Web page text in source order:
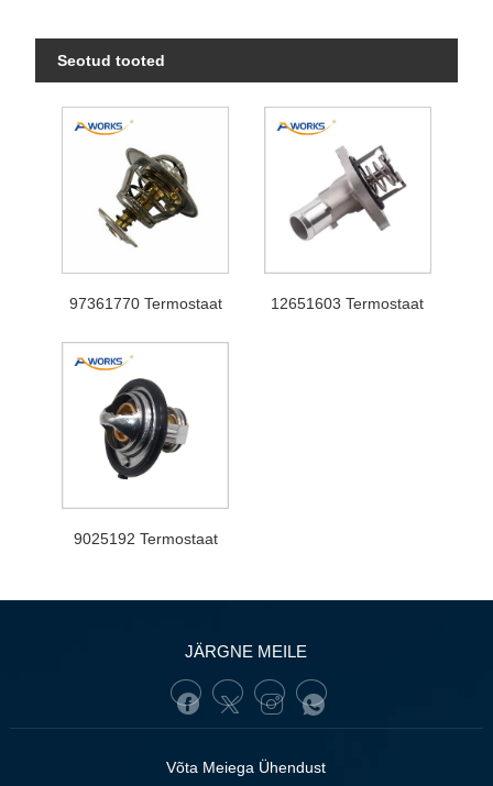
Seotud tooted
97361770 Termostaat 12651603 Termostaat
9025192 Termostaat
JÄRGNE MEILE
Võta Meiega Ühendust